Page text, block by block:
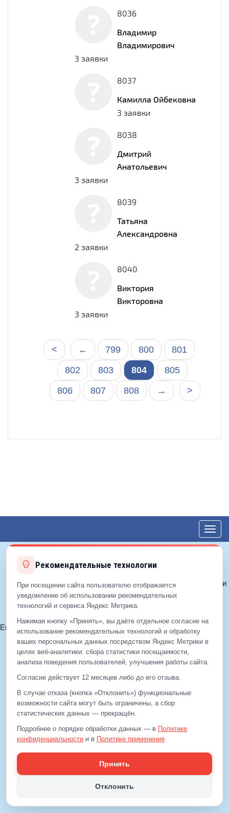
8036
Владимир
Владимирович
3 заявки
8037
Камилла Ойбековна
3 заявки
8038
Дмитрий
Анатольевич
3 заявки
8039
Татьяна
Александровна
2 заявки
8040
Виктория
Викторовна
3 заявки
←
< 799 800
801
802
803 804
805
806
807 808 >
→
© 2012—2026 ЕДС-Королёв
Политика конфиденциальности
Политика cookie
Согласие на обработку ПДн
Email: info@eds-korolev.ru
+7 (499) 929-99-99
+7 (495)512-00-11
512-00-11
Email:info@eds-korolev.ru
Рекомендательные технологии
При посещении сайта пользователю отображается
уведомление об использовании рекомендательных
технологий и сервиса Яндекс Метрика.
Нажимая кнопку «Принять», вы даёте отдельное согласие на
использование рекомендательных технологий и обработку
ваших персональных данных посредством Яндекс Метрики в
целях веб‑аналитики: сбора статистики посещаемости,
анализа поведения пользователей, улучшения работы сайта.
Согласие действует 12 месяцев либо до его отзыва.
В случае отказа (кнопка «Отклонить») функциональные
возможности сайта могут быть ограничены, а сбор
статистических данных — прекращён.
Подробнее о порядке обработки данных — в Политике
конфиденциальности и в Политике применения
Принять
Отклонить